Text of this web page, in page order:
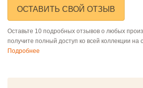
ОСТАВИТЬ СВОЙ ОТЗЫВ
Оставьте 10 подробных отзывов о любых
получите полный доступ ко всей коллекции на
Подробнее